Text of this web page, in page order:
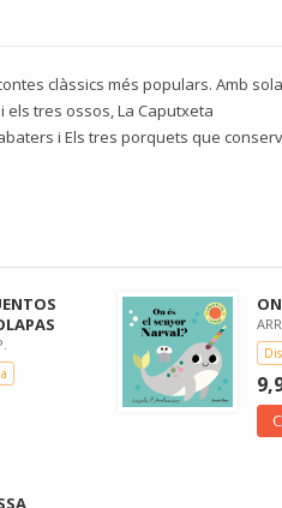
clàssics més populars. Amb
els tres ossos, La Caputxeta
i Els tres porquets que